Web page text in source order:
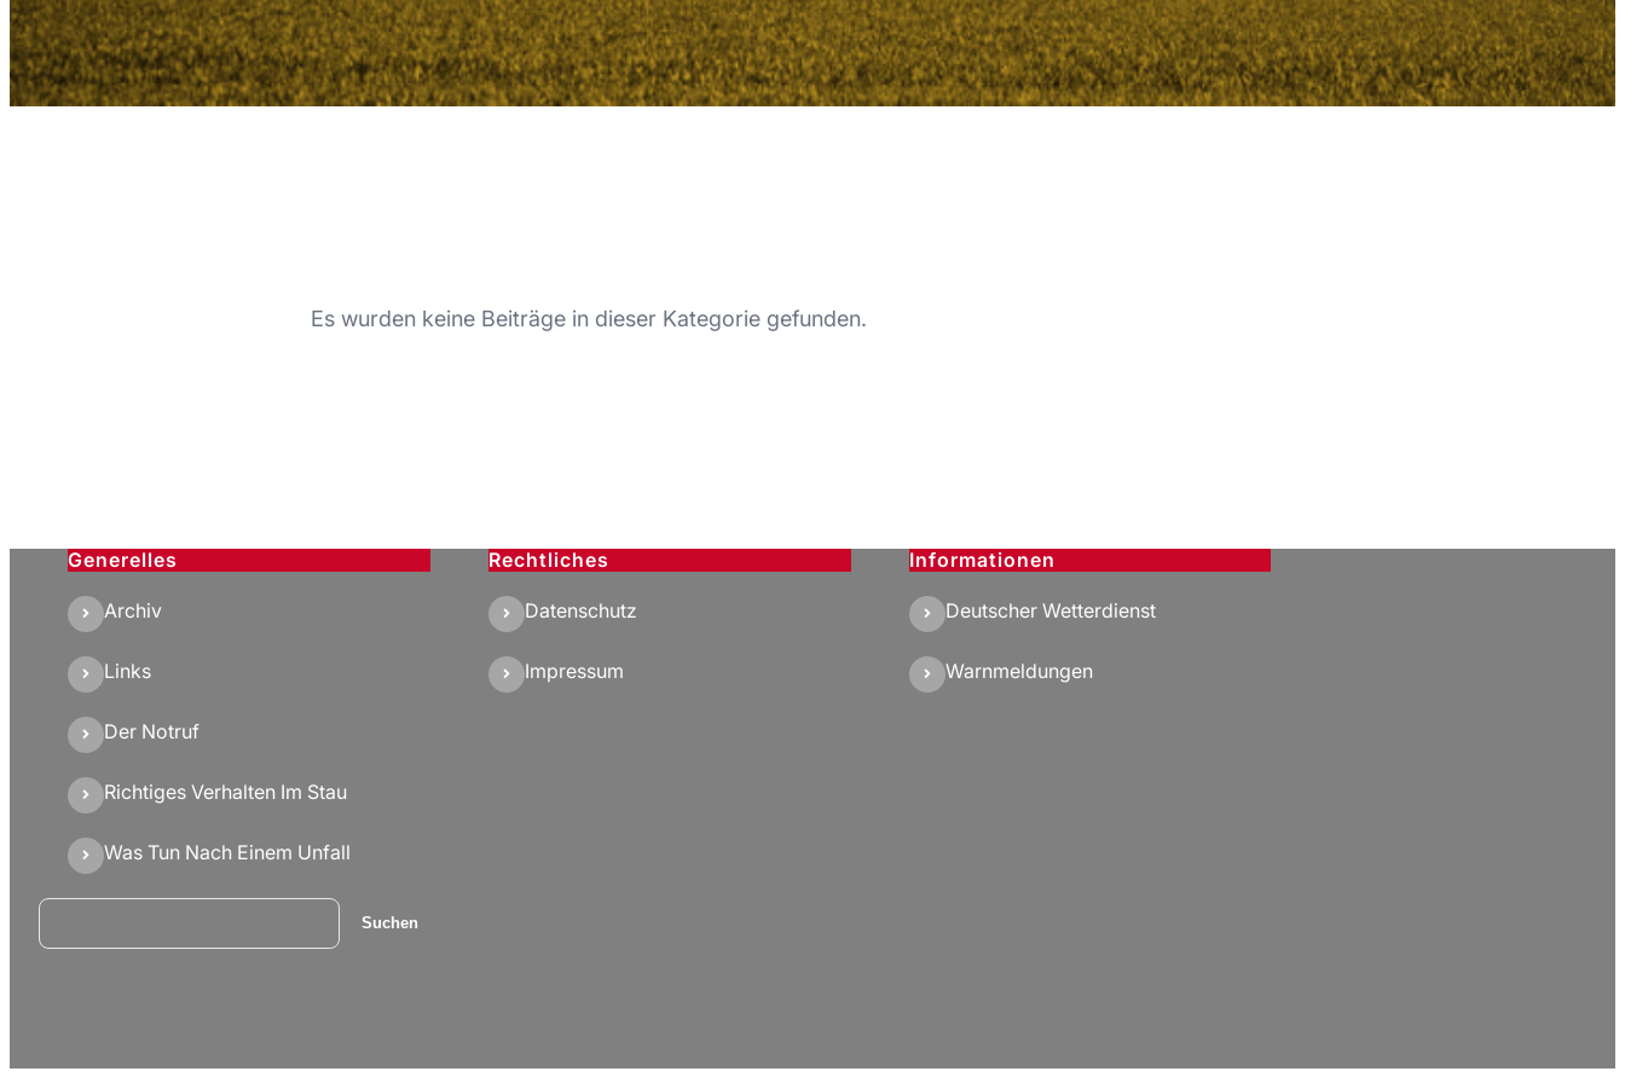
Es wurden keine Beiträge in dieser Kategorie gefunden.
Generelles
Archiv
Links
Der Notruf
Richtiges Verhalten Im Stau
Was Tun Nach Einem Unfall
Rechtliches
Datenschutz
Impressum
Informationen
Deutscher Wetterdienst
Warnmeldungen
Suchen Suchen